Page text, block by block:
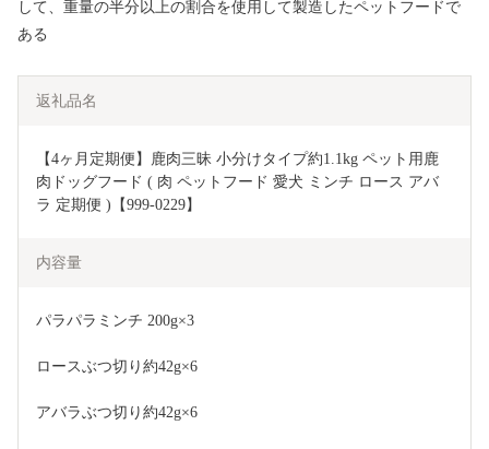
して、重量の半分以上の割合を使用して製造したペットフードで
ある
返礼品名
【4ヶ月定期便】鹿肉三昧 小分けタイプ約1.1kg ペット用鹿
肉ドッグフード ( 肉 ペットフード 愛犬 ミンチ ロース アバ
ラ 定期便 )【999-0229】
内容量
パラパラミンチ 200g×3
ロースぶつ切り約42g×6
アバラぶつ切り約42g×6